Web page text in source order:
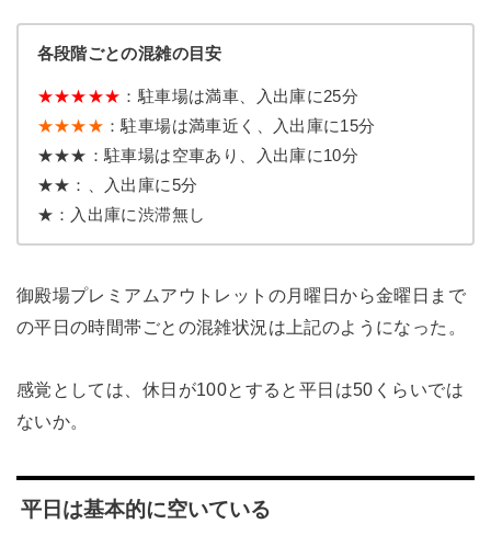
各段階ごとの混雑の目安
★★★★★ ：駐車場は満車、入出庫に25分
★★★★ ：駐車場は満車近く、入出庫に15分
★★★：駐車場は空車あり、入出庫に10分
★★：、入出庫に5分
★：入出庫に渋滞無し
御殿場プレミアムアウトレットの月曜日から金曜日まで
の平日の時間帯ごとの混雑状況は上記のようになった。
感覚としては、休日が100とすると平日は50くらいでは
ないか。
平日は基本的に空いている